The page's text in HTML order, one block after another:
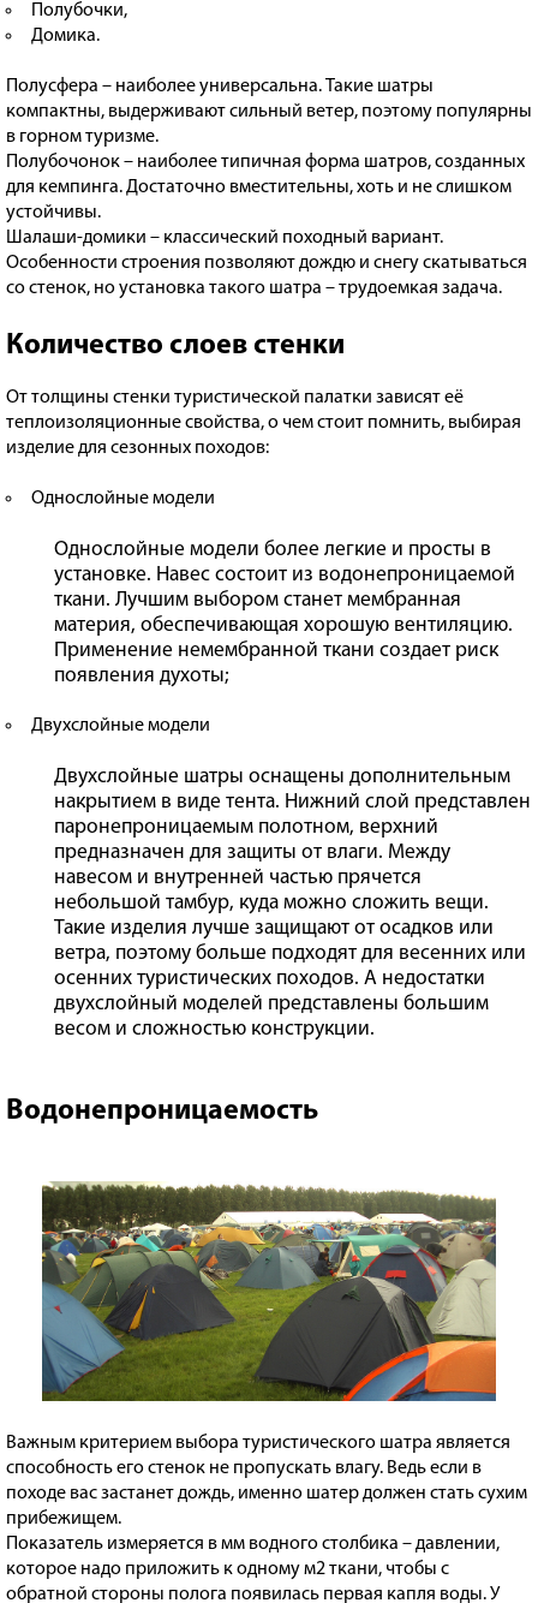
Полубочки,
Домика.
Полусфера – наиболее универсальна. Такие шатры
компактны, выдерживают сильный ветер, поэтому популярны
в горном туризме.
Полубочонок – наиболее типичная форма шатров, созданных
для кемпинга. Достаточно вместительны, хоть и не слишком
устойчивы.
Шалаши-домики – классический походный вариант.
Особенности строения позволяют дождю и снегу скатываться
со стенок, но установка такого шатра – трудоемкая задача.
Количество слоев стенки
От толщины стенки туристической палатки зависят её
теплоизоляционные свойства, о чем стоит помнить, выбирая
изделие для сезонных походов:
Однослойные модели
Однослойные модели более легкие и просты в
установке. Навес состоит из водонепроницаемой
ткани. Лучшим выбором станет мембранная
материя, обеспечивающая хорошую вентиляцию.
Применение немембранной ткани создает риск
появления духоты;
Двухслойные модели
Двухслойные шатры оснащены дополнительным
накрытием в виде тента. Нижний слой представлен
паронепроницаемым полотном, верхний
предназначен для защиты от влаги. Между
навесом и внутренней частью прячется
небольшой тамбур, куда можно сложить вещи.
Такие изделия лучше защищают от осадков или
ветра, поэтому больше подходят для весенних или
осенних туристических походов. А недостатки
двухслойный моделей представлены большим
весом и сложностью конструкции.
Водонепроницаемость
Важным критерием выбора туристического шатра является
способность его стенок не пропускать влагу. Ведь если в
походе вас застанет дождь, именно шатер должен стать сухим
прибежищем.
Показатель измеряется в мм водного столбика – давлении,
которое надо приложить к одному м2 ткани, чтобы с
обратной стороны полога появилась первая капля воды. У